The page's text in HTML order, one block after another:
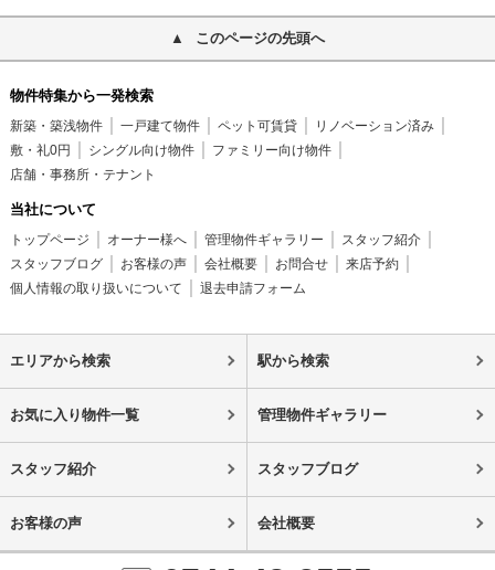
このページの先頭へ
物件特集から一発検索
新築・築浅物件 一戸建て物件 ペット可賃貸
リノベーション済み
敷・礼0円
シングル向け物件
ファミリー向け物件
店舗・事務所・テナント
当社について
トップページ オーナー様へ 管理物件ギャラリー
スタッフ紹介
スタッフブログ
お客様の声 会社概要 お問合せ
来店予約
個人情報の取り扱いについて
退去申請フォーム
エリアから検索 駅から検索
お気に入り物件一覧 管理物件ギャラリー
スタッフ紹介 スタッフブログ
お客様の声 会社概要